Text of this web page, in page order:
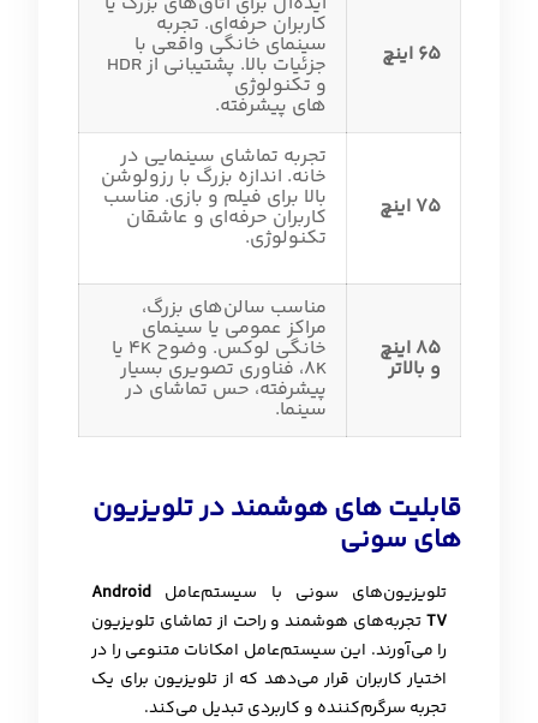
65 اینچ
کاربران حرفه‌ای. تجربه
سینمای خانگی واقعی با
جزئیات بالا. پشتیبانی از HDR
و تکنولوژی‌
های پیشرفته.
75 اینچ
تجربه تماشای سینمایی در
خانه. اندازه بزرگ با رزولوشن
بالا برای فیلم و بازی. مناسب
کاربران حرفه‌ای و عاشقان
تکنولوژی.
85 اینچ
و بالاتر
مناسب سالن‌های بزرگ،
مراکز عمومی یا سینمای
خانگی لوکس. وضوح 4K یا
8K، فناوری تصویری بسیار
پیشرفته، حس تماشای در
سینما.
قابلیت های هوشمند در تلویزیون
های سونی
تلویزیون‌های سونی با سیستم‌عامل Android
TVتجربه‌های هوشمند و راحت از تماشای تلویزیون
را می‌آورند. این سیستم‌عامل امکانات متنوعی را در
اختیار کاربران قرار می‌دهد که از تلویزیون برای یک
تجربه سرگرم‌کننده و کاربردی تبدیل می‌کند.